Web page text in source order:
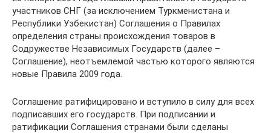
участников СНГ (за исключением Туркменистана и
Республики Узбекистан) Соглашения о Правилах
определения страны происхождения товаров в
Содружестве Независимых Государств (далее –
Соглашение), неотъемлемой частью которого являются
новые Правила 2009 года.
Соглашение ратифицировано и вступило в силу для всех
подписавших его государств. При подписании и
ратификации Соглашения странами были сделаны